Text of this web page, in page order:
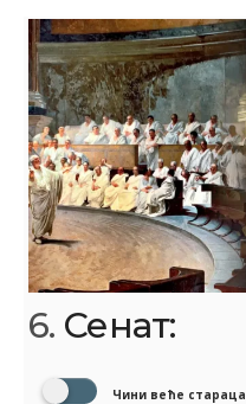
6. Сенат:
Чини веће стараца